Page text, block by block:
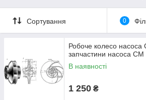
Сортування 0
Робоче колесо
запчастини насоса
В наявності
1 250 ₴